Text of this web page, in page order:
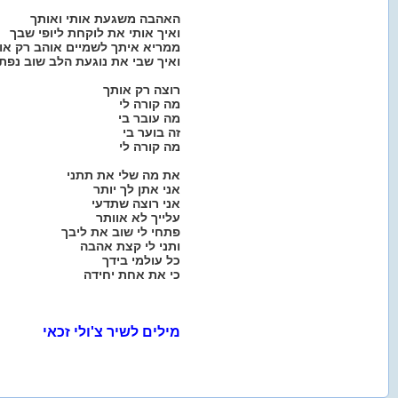
האהבה משגעת אותי ואותך
ואיך אותי את לוקחת ליופי שבך
ממריא איתך לשמיים אוהב רק
ואיך שבי את נוגעת הלב שוב
רוצה רק אותך
מה קורה לי
מה עובר בי
זה בוער בי
מה קורה לי
את מה שלי את תתני
אני אתן לך יותר
אני רוצה שתדעי
עלייך לא אוותר
פתחי לי שוב את ליבך
ותני לי קצת אהבה
כל עולמי בידך
כי את אחת יחידה
מילים לשיר צ'ולי זכאי